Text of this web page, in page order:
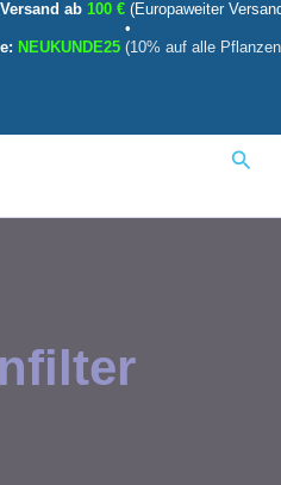
ab 100 € (Europaweiter
•
NEUKUNDE25 (10% auf alle